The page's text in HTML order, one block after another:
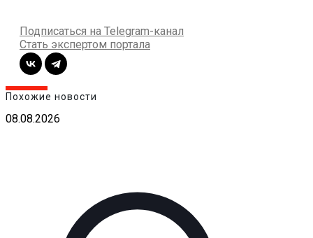
Подписаться на Telegram-канал
Стать экспертом портала
Похожие новости
08.08.2026